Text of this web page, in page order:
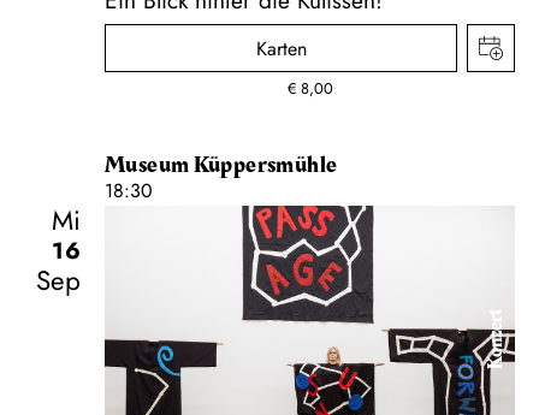
Karten
€ 8,00
Museum Küppersmühle
18:30
Mi
16
Sep
Konzert